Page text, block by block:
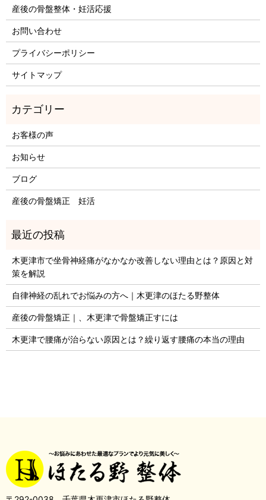
産後の骨盤整体・妊活応援
お問い合わせ
プライバシーポリシー
サイトマップ
お客様の声
お知らせ
ブログ
産後の骨盤矯正 妊活
木更津市で坐骨神経痛がなかなか改善しない理由とは？原因と対
策を解説
自律神経の乱れでお悩みの方へ｜木更津のほたる野整体
産後の骨盤矯正｜、木更津で骨盤矯正すには
木更津で腰痛が治らない原因とは？繰り返す腰痛の本当の理由